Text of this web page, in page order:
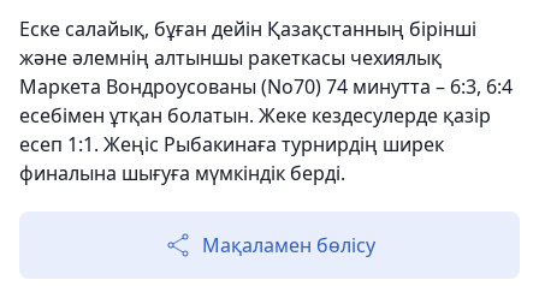
Еске салайық, бұған дейін Қазақстанның бірінші
және әлемнің алтыншы ракеткасы чехиялық
Маркета Вондроусованы (No70) 74 минутта – 6:3, 6:4
есебімен ұтқан болатын. Жеке кездесулерде қазір
есеп 1:1. Жеңіс Рыбакинаға турнирдің ширек
финалына шығуға мүмкіндік берді.
Мақаламен бөлісу